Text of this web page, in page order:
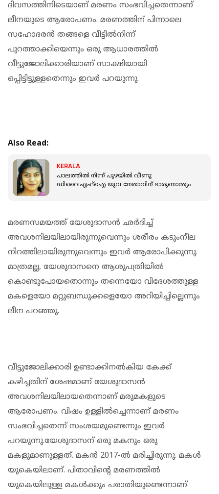
ദിവസത്തിനിടെയാണ് മരണം സംഭവിച്ചതെന്നാണ്
ലീനയുടെ ആരോപണം. മരണത്തിന് പിന്നാലെ
സഹോദരൻ തങ്ങളെ വീട്ടിൽനിന്ന്
പുറത്താക്കിയെന്നും ഒരു ആധാരത്തിൽ
വീട്ടുജോലിക്കാരിയാണ് സാക്ഷിയായി
ഒപ്പിട്ടിട്ടുള്ളതെന്നും ഇവർ പറയുന്നു.
Also Read:
KERALA
പാലത്തില്‍ നിന്ന് പുഴയില്‍ വീണു;
ഡിവൈഎഫ്‌ഐ യുവ നേതാവിന് ദാരുണാന്ത്യം
മരണസമയത്ത് യേശുദാസൻ ഛർദിച്ച്
അവശനിലയിലായിരുന്നുവെന്നും ശരീരം കടുംനീല
നിറത്തിലായിരുന്നുവെന്നും ഇവർ ആരോപിക്കുന്നു.
മാത്രമല്ല, യേശുദാസനെ ആശുപത്രിയിൽ
കൊണ്ടുപോയതൊന്നും തന്നെയോ വിദേശത്തുള്ള
മകളെയോ മറ്റുബന്ധുക്കളെയോ അറിയിച്ചില്ലെന്നും
ലീന പറഞ്ഞു.
വീട്ടുജോലിക്കാരി ഉണ്ടാക്കിനൽകിയ കേക്ക്
കഴിച്ചതിന് ശേഷമാണ് യേശുദാസൻ
അവശനിലയിലായതെന്നാണ് മരുമകളുടെ
ആരോപണം. വിഷം ഉള്ളിൽച്ചെന്നാണ് മരണം
സംഭവിച്ചതെന്ന് സംശയമുണ്ടെന്നും ഇവർ
പറയുന്നു.യേശുദാസന് ഒരു മകനും ഒരു
മകളുമാണുള്ളത്. മകൻ 2017-ൽ മരിച്ചിരുന്നു. മകൾ
യുകെയിലാണ്. പിതാവിന്റെ മരണത്തിൽ
യുകെയിലുള്ള മകൾക്കും പരാതിയുണ്ടെന്നാണ്